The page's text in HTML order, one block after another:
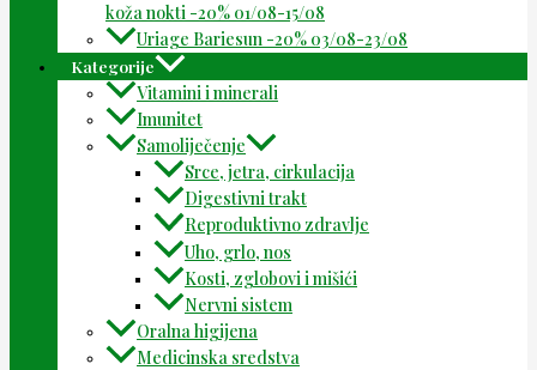
koža nokti -20% 01/08-15/08
Uriage Bariesun -20% 03/08-23/08
Kategorije
Vitamini i minerali
Imunitet
Samoliječenje
Srce, jetra, cirkulacija
Digestivni trakt
Reproduktivno zdravlje
Uho, grlo, nos
Kosti, zglobovi i mišići
Nervni sistem
Oralna higijena
Medicinska sredstva